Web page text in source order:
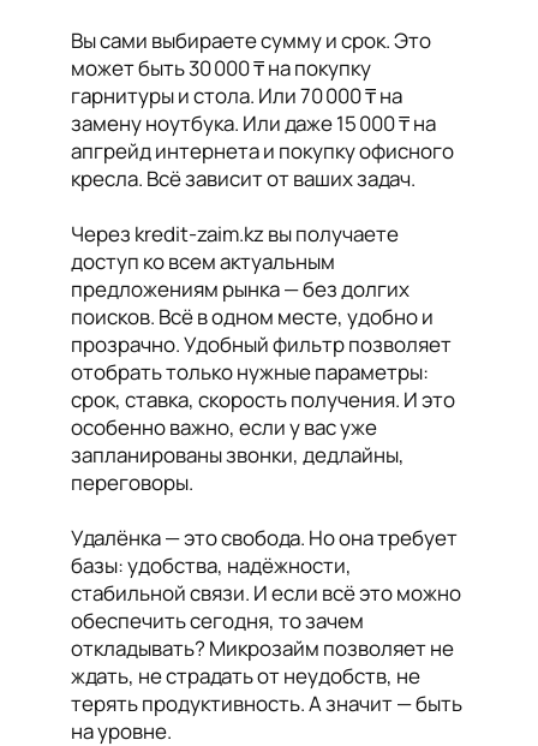
Вы сами выбираете сумму и срок. Это
может быть 30 000 ₸ на покупку
гарнитуры и стола. Или 70 000 ₸ на
замену ноутбука. Или даже 15 000 ₸ на
апгрейд интернета и покупку офисного
кресла. Всё зависит от ваших задач.
Через kredit-zaim.kz вы получаете
доступ ко всем актуальным
предложениям рынка — без долгих
поисков. Всё в одном месте, удобно и
прозрачно. Удобный фильтр позволяет
отобрать только нужные параметры:
срок, ставка, скорость получения. И это
особенно важно, если у вас уже
запланированы звонки, дедлайны,
переговоры.
Удалёнка — это свобода. Но она требует
базы: удобства, надёжности,
стабильной связи. И если всё это можно
обеспечить сегодня, то зачем
откладывать? Микрозайм позволяет не
ждать, не страдать от неудобств, не
терять продуктивность. А значит — быть
на уровне.